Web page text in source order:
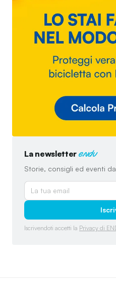
La newsletter endu
Storie, consigli ed eventi
Iscrivendoti accetti la Privacy di